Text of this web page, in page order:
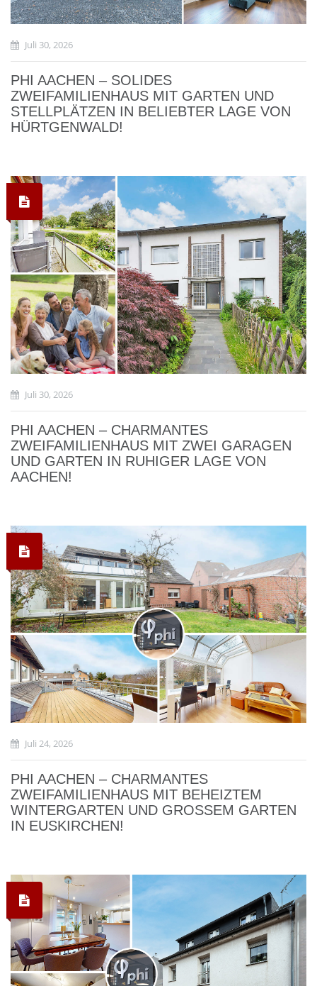
Juli 30, 2026
PHI AACHEN – SOLIDES
ZWEIFAMILIENHAUS MIT GARTEN UND
STELLPLÄTZEN IN BELIEBTER LAGE VON
HÜRTGENWALD!
Juli 30, 2026
PHI AACHEN – CHARMANTES
ZWEIFAMILIENHAUS MIT ZWEI GARAGEN
UND GARTEN IN RUHIGER LAGE VON
AACHEN!
Juli 24, 2026
PHI AACHEN – CHARMANTES
ZWEIFAMILIENHAUS MIT BEHEIZTEM
WINTERGARTEN UND GROSSEM GARTEN I
N EUSKIRCHEN!